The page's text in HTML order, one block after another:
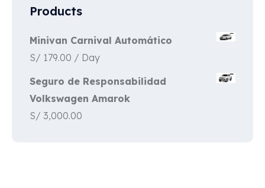
Products
Minivan Carnival Automático
S/ 179.00 / Day
Seguro de Responsabilidad
Volkswagen Amarok
S/ 3,000.00